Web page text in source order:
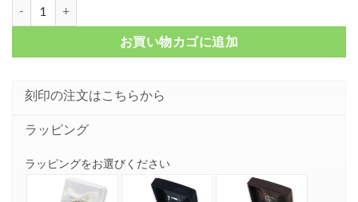
お買い物カゴに追加
刻印の注文はこちらから
ラッピング
ラッピングをお選びください